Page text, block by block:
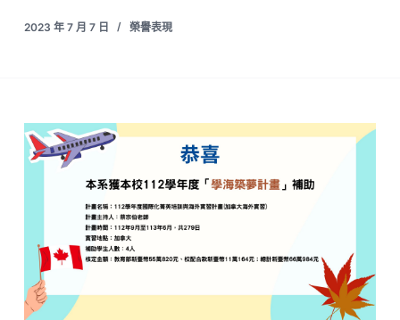
2023 年 7 月 7 日 榮譽表現